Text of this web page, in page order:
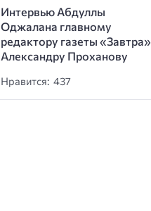
Интервью Абдуллы
Оджалана главному
редактору газеты «Завтра»
Александру Проханову
Нравится: 437